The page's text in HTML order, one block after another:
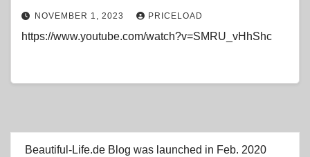
NOVEMBER 1, 2023 PRICELOAD
https://www.youtube.com/watch?v=SMRU_vHhShc
Beautiful-Life.de Blog was launched in Feb. 2020